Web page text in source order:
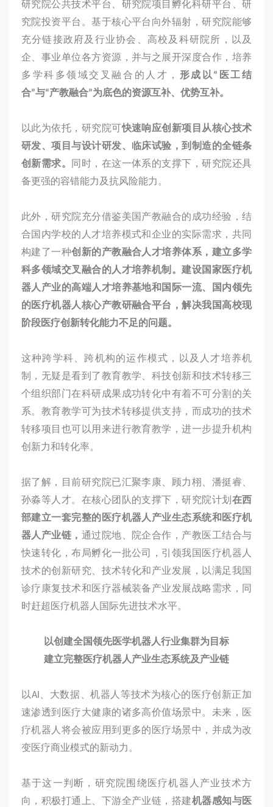
研究院公共技术平台、研究院项目孵化科研平台、研
究院投资平台。基于核心平台向外辐射，研究院能够
充分链接政府及行业协会、高校及科研院所，以及
企、事业单位各方资源，并与之展开深度合作，培养
多学科多领域交叉融合的人才， 形成以“医工结
合”与“产教融合”为底色的资源互补、优势互补。
以此为依托，研究院可快速响应创新项目从核心技术
研发、项目与设计研发、临床试验，到制造的全链条
创新需求。
同时，在这一体系的支撑下，研究院还具
备更强的容错能力及抗风险能力。
此外，研究院充分借鉴美国产教融合的成功经验，结
合国内学校的人才培养模式和企业的实际需求，共同
构建了一种创新的产教融合人才培养体系，建立多学
科多领域交叉融合的人才培养机制。建设国家医疗机
器人产业的高端人才培养基地和国际一流、国内领先
的医疗机器人核心产教研融合平台，解决我国高校现
阶段医疗创新转化能力不足的问题。
这种跨学科、跨机构的运作模式，以及人才培养机
制，无疑是看到了教育教学、科技创新和技术转移三
个组织部门在科研成果成功转化中有着不可分割的关
系。教育教学可为技术转移提供支持，而成功的技术
转移项目也可以用来进行教育教学，进一步提升机构
创新力和转化率。
据了解，目前研究院已汇聚李康、顾力栩、潘挺睿、
孙淼等人才。在核心团队的支撑下，研究院计划 在西
部建立一套完整的医疗机器人产业生态系统和医疗机
器人产业链， 通过院地、院企合作，产教医工结合与
快速转化，布局孵化一批公司，引领我国医疗机器人
技术的创新研究、技术转化和产业发展，以满足我国
诊疗康复技术和医疗器械装备产业发展战略需求，同
时赶超医疗机器人国际先进技术水平。
以创建全国领先医学机器人行业集群为目标
建立完整医疗机器人产业生态系统及产业链
以AI、大数据、机器人等技术为核心的医疗创新正加
速渗透到医疗大健康的诸多高价值场景中。未来，医
疗机器人将会被应用到更多的医疗场景中，并成为改
变医疗商业模式的新动力。
基于这一判断，研究院围绕医疗机器人产业技术方
向，积极打通上、下游全产业链，搭建机器感知与医